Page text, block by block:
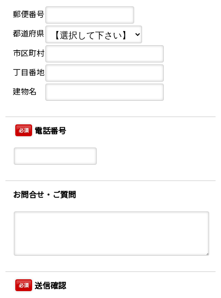
郵便番号
都道府県
市区町村
丁目番地
建物名
必須 電話番号
お問合せ・ご質問
必須 送信確認